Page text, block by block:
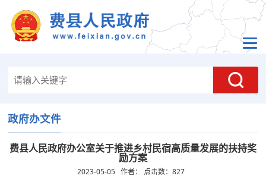
政府办文件
费县人民政府办公室关于推进乡村民宿高质量发展的扶持奖
励方案
2023-05-05 作者： 点击数：827